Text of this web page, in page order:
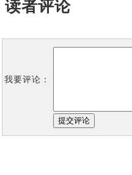
读者评论
我要评论：